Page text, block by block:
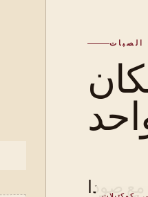
الصبات
صودا